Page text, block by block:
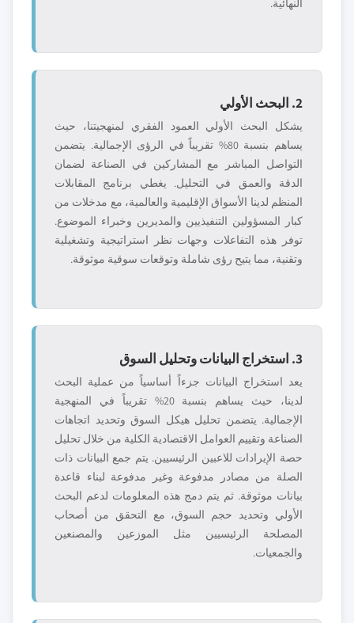
النهائية.
2. البحث الأولي
يشكل البحث الأولي العمود الفقري لمنهجيتنا، حيث
يساهم بنسبة 80% تقريباً في الرؤى الإجمالية. يتضمن
التواصل المباشر مع المشاركين في الصناعة لضمان
الدقة والعمق في التحليل. يغطي برنامج المقابلات
المنظم لدينا الأسواق الإقليمية والعالمية، مع مدخلات من
كبار المسؤولين التنفيذيين والمديرين وخبراء الموضوع.
توفر هذه التفاعلات وجهات نظر استراتيجية وتشغيلية
وتقنية، مما يتيح رؤى شاملة وتوقعات سوقية موثوقة.
3. استخراج البيانات وتحليل السوق
يعد استخراج البيانات جزءاً أساسياً من عملية البحث
لدينا، حيث يساهم بنسبة 20% تقريباً في المنهجية
الإجمالية. يتضمن تحليل هيكل السوق وتحديد اتجاهات
الصناعة وتقييم العوامل الاقتصادية الكلية من خلال تحليل
حصة الإيرادات للاعبين الرئيسيين. يتم جمع البيانات ذات
الصلة من مصادر مدفوعة وغير مدفوعة لبناء قاعدة
بيانات موثوقة. ثم يتم دمج هذه المعلومات لدعم البحث
الأولي وتحديد حجم السوق، مع التحقق من أصحاب
المصلحة الرئيسيين مثل الموزعين والمصنعين
والجمعيات.